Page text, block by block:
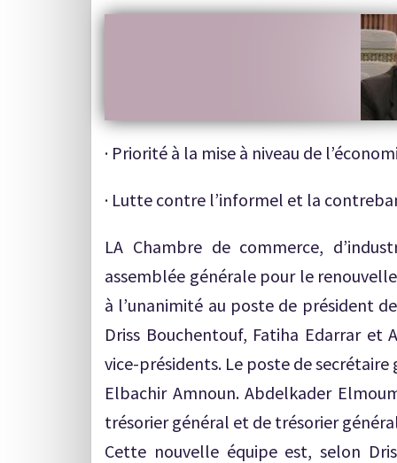
· Priorité à la mise à niveau de
· Lutte contre l’informel et la
LA Chambre de commerce,
assemblée générale pour le
à l’unanimité au poste de président
Driss Bouchentouf, Fatiha Edarrar et
vice-présidents. Le poste de
Elbachir Amnoun. Abdelkader
trésorier général et de trésorier
Cette nouvelle équipe est, selon